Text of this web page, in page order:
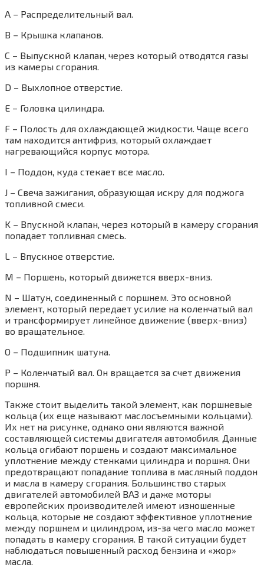
A – Распределительный вал.
B – Крышка клапанов.
C – Выпускной клапан, через который отводятся газы
из камеры сгорания.
D – Выхлопное отверстие.
E – Головка цилиндра.
F – Полость для охлаждающей жидкости. Чаще всего
там находится антифриз, который охлаждает
нагревающийся корпус мотора.
I – Поддон, куда стекает все масло.
J – Свеча зажигания, образующая искру для поджога
топливной смеси.
K – Впускной клапан, через который в камеру сгорания
попадает топливная смесь.
L – Впускное отверстие.
M – Поршень, который движется вверх-вниз.
N – Шатун, соединенный с поршнем. Это основной
элемент, который передает усилие на коленчатый вал
и трансформирует линейное движение (вверх-вниз)
во вращательное.
O – Подшипник шатуна.
P – Коленчатый вал. Он вращается за счет движения
поршня.
Также стоит выделить такой элемент, как поршневые
кольца (их еще называют маслосъемными кольцами).
Их нет на рисунке, однако они являются важной
составляющей системы двигателя автомобиля. Данные
кольца огибают поршень и создают максимальное
уплотнение между стенками цилиндра и поршня. Они
предотвращают попадание топлива в масляный поддон
и масла в камеру сгорания. Большинство старых
двигателей автомобилей ВАЗ и даже моторы
европейских производителей имеют изношенные
кольца, которые не создают эффективное уплотнение
между поршнем и цилиндром, из-за чего масло может
попадать в камеру сгорания. В такой ситуации будет
наблюдаться повышенный расход бензина и «жор»
масла.